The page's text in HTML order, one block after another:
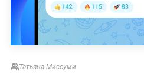
Татьяна Миссуми